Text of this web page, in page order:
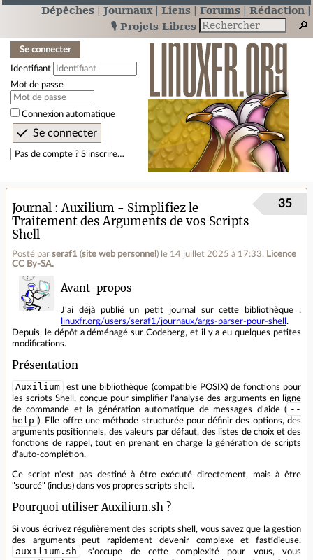
Dépêches Journaux Liens Forums
Rédaction
🎙️ Projets Libres
Se connecter
Identifiant
Mot de passe
Connexion automatique
Pas de compte ? S’inscrire…
Journal
Auxilium - Simplifiez le
Traitement des Arguments de vos Scripts
Shell
Posté par seraf1 (site web personnel ) le 14 juillet 2025 à 17:33. Licence
CC By‑SA.
35
Avant-propos
J'ai déjà publié un petit journal sur cette bibliothèque :
linuxfr.org/users/seraf1/journaux/args-parser-pour-shell .
Depuis, le dépôt a déménagé sur Codeberg, et il y a eu quelques petites
modifications.
Présentation
Auxilium
est une bibliothèque (compatible POSIX) de fonctions pour
les scripts Shell, conçue pour simplifier l'analyse des arguments en ligne
de commande et la génération automatique de messages d'aide ( --
help ). Elle offre une méthode structurée pour définir des options, des
arguments positionnels, des valeurs par défaut, des listes de choix et des
fonctions de rappel, tout en prenant en charge la génération de scripts
d'auto-complétion.
Ce script n'est pas destiné à être exécuté directement, mais à être
"sourcé" (inclus) dans vos propres scripts shell.
Pourquoi utiliser Auxilium.sh ?
Si vous écrivez régulièrement des scripts shell, vous savez que la gestion
des arguments peut rapidement devenir complexe et fastidieuse.
auxilium.sh
s'occupe de cette complexité pour vous, vous